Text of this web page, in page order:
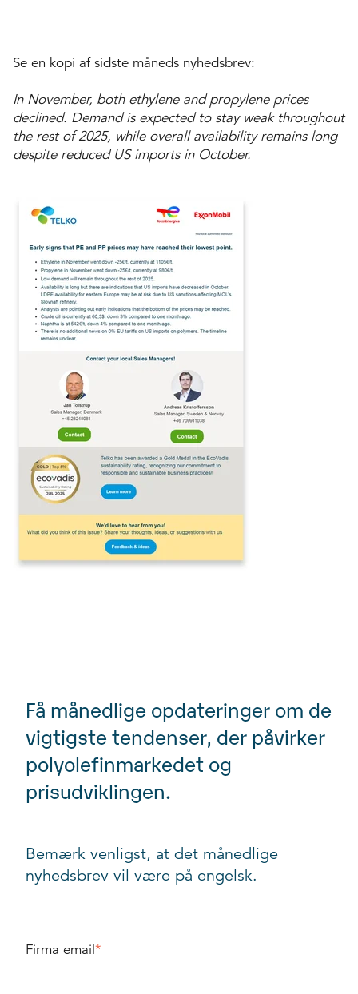
Se en kopi af sidste måneds nyhedsbrev:
In November, both ethylene and propylene prices
declined. Demand is expected to stay weak throughout
the rest of 2025, while overall availability remains long
despite reduced US imports in October.
Få månedlige opdateringer om de
vigtigste tendenser, der påvirker
polyolefinmarkedet og
prisudviklingen.
Bemærk venligst, at det månedlige
nyhedsbrev vil være på engelsk.
Firma email*